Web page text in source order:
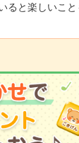
ると楽しいこ